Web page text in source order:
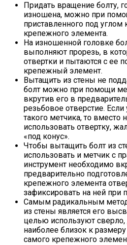
Придать вращение болту,
изношена, можно при
приставленного под углом
крепежного элемента.
На изношенной головке
выполняют прорезь, в
отвертки и пытаются с ее
крепежный элемент.
Вытащить из стены не
болт можно при помощи
вкрутив его в
резьбовое отверстие. Если
такого метчика, то вместо
использовать отвертку,
«под конус».
Чтобы вытащить болт из
использовать и метчик с
инструмент необходимо
предварительно
крепежного элемента
зафиксировать на ней при
Самым радикальным
из стены является его
целью используют сверло,
наиболее близок к
самого крепежного